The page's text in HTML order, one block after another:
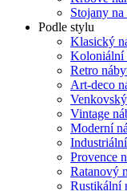
Stojany
Podle stylu
Klasický
Koloniální
Retro
Art-deco
Vintage
Moderní
Provence
Ratanový
Rustikální